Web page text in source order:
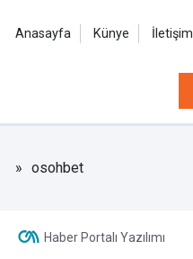
Anasayfa Künye İletişim
osohbet
Haber Portalı Yazılımı